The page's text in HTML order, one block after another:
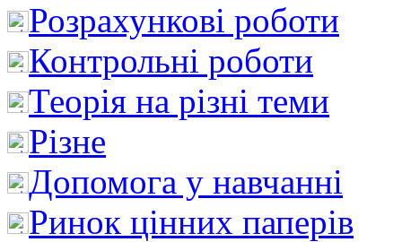
Розрахункові роботи
Контрольні роботи
Теорія на різні теми
Різне
Допомога у навчанні
Ринок цінних паперів